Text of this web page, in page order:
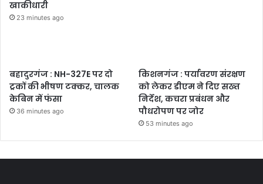
खाकीधारी
23 minutes ago
बहादुरगंज : NH-327E पर दो
ट्रकों की भीषण टक्कर, चालक
केबिन में फंसा
36 minutes ago
किशनगंज : पर्यावरण संरक्षण
को लेकर डीएम ने दिए सख्त
निर्देश, कचरा प्रबंधन और
पौधरोपण पर जोर
53 minutes ago